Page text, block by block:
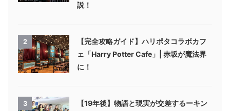
説！
2
【完全攻略ガイド】ハリポタコラボカフ
ェ「Harry Potter Cafe」| 赤坂が魔法界
に！
3
【19年後】物語と現実が交差するーキン